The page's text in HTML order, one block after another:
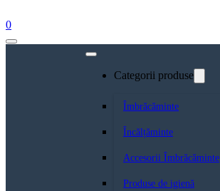
0
Categorii produse
Îmbrăcăminte
Încălțăminte
Accesorii Îmbrăcăminte
Produse de igienă